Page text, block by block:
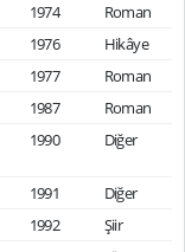
1974
Roman
1976
Hikâye
1977
Roman
1987
Roman
1990 Diğer
1991
Diğer
1992
Şiir